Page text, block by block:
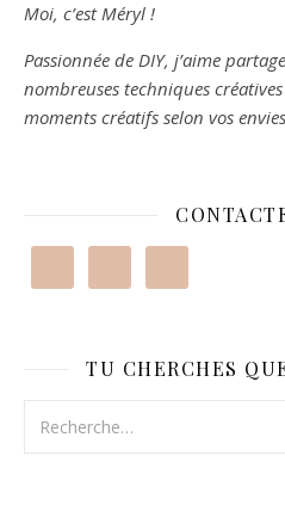
Moi, c’est Méryl !
Passionnée de DIY, j’aime
nombreuses techniques
moments créatifs selon vos
TU CHERCHES